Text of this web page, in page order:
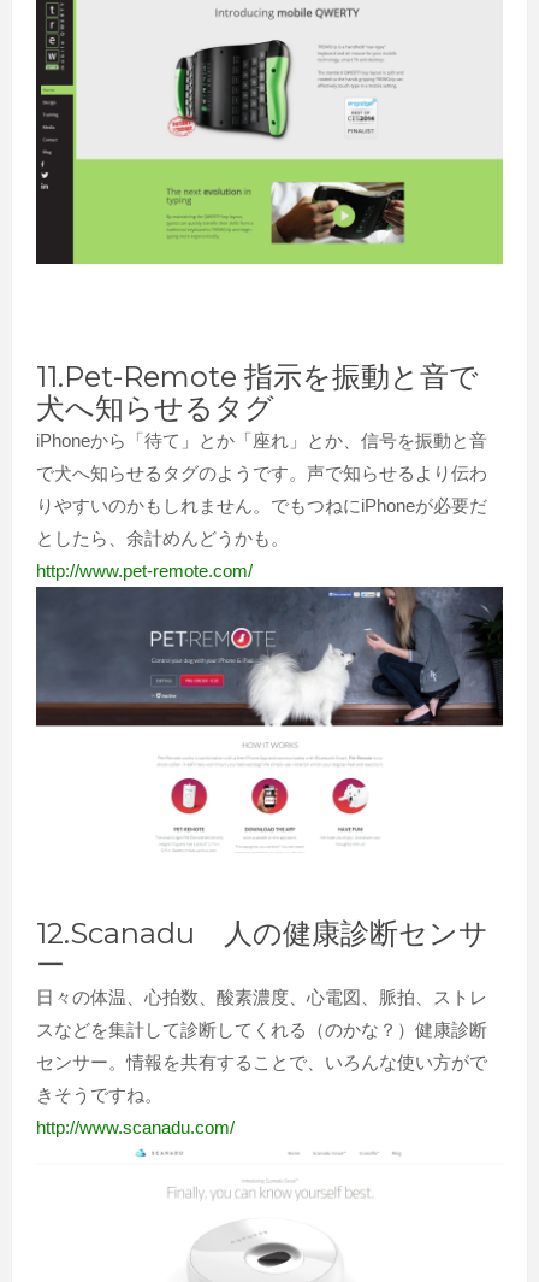
11.Pet-Remote 指示を振動と音で
犬へ知らせるタグ
iPhoneから「待て」とか「座れ」とか、信号を振動と音
で犬へ知らせるタグのようです。声で知らせるより伝わ
りやすいのかもしれません。でもつねにiPhoneが必要だ
としたら、余計めんどうかも。
http://www.pet-remote.com/
12.Scanadu 人の健康診断センサ
ー
日々の体温、心拍数、酸素濃度、心電図、脈拍、ストレ
スなどを集計して診断してくれる（のかな？）健康診断
センサー。情報を共有することで、いろんな使い方がで
きそうですね。
http://www.scanadu.com/